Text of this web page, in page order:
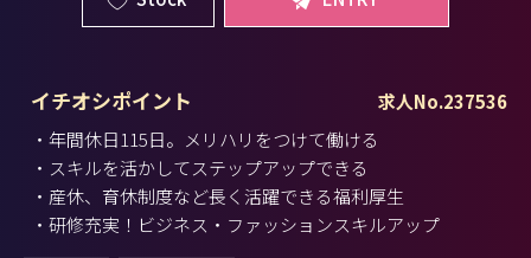
求人No.237536
イチオシポイント
・年間休日115日。メリハリをつけて働ける
・スキルを活かしてステップアップできる
・産休、育休制度など長く活躍できる福利厚生
・研修充実！ビジネス・ファッションスキルアップ